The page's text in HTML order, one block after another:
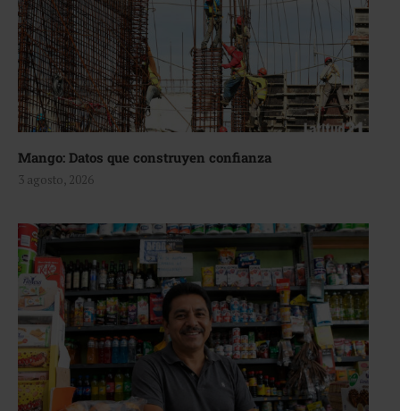
Mango: Datos que construyen confianza
3 agosto, 2026